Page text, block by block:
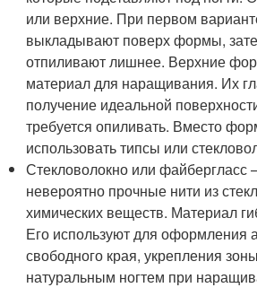
или верхние. При первом
выкладывают поверх формы,
отпиливают лишнее. Верхние
материал для наращивания. Их
получение идеальной
требуется опиливать. Вместо
использовать типсы или
Стекловолокно или файбергласс
невероятно прочные нити из
химических веществ. Материал
Его используют для оформления
свободного края, укрепления
натуральным ногтем при